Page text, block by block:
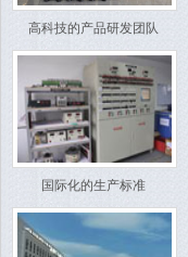
高科技的产品研发团队
国际化的生产标准